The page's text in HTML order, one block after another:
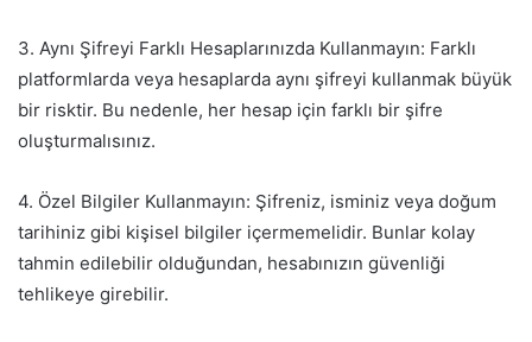
3. Aynı Şifreyi Farklı Hesaplarınızda Kullanmayın: Farklı
platformlarda veya hesaplarda aynı şifreyi kullanmak büyük
bir risktir. Bu nedenle, her hesap için farklı bir şifre
oluşturmalısınız.
4. Özel Bilgiler Kullanmayın: Şifreniz, isminiz veya doğum
tarihiniz gibi kişisel bilgiler içermemelidir. Bunlar kolay
tahmin edilebilir olduğundan, hesabınızın güvenliği
tehlikeye girebilir.